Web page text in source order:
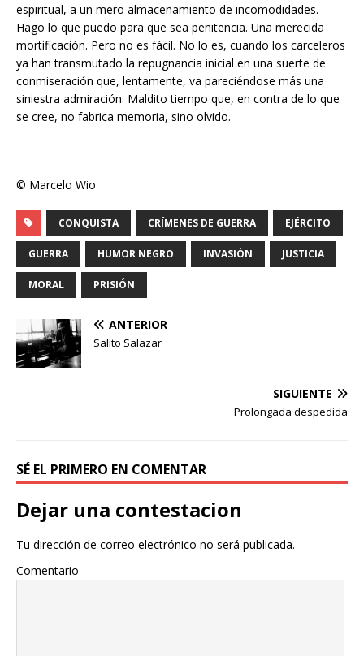
espiritual, a un mero almacenamiento de incomodidades.
Hago lo que puedo para que sea penitencia. Una merecida
mortificación. Pero no es fácil. No lo es, cuando los carceleros
ya han transmutado la repugnancia inicial en una suerte de
conmiseración que, lentamente, va pareciéndose más una
siniestra admiración. Maldito tiempo que, en contra de lo que
se cree, no fabrica memoria, sino olvido.
© Marcelo Wio
CONQUISTA CRÍMENES DE GUERRA EJÉRCITO
GUERRA HUMOR NEGRO INVASIÓN JUSTICIA
MORAL PRISIÓN
ANTERIOR
Salito Salazar
SIGUIENTE
Prolongada despedida
SÉ EL PRIMERO EN COMENTAR
Dejar una contestacion
Tu dirección de correo electrónico no será publicada.
Comentario